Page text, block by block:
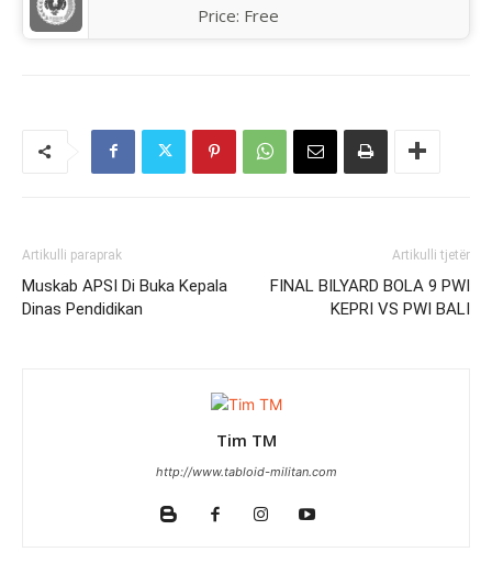
Price: Free
Artikulli paraprak
Muskab APSI Di Buka Kepala
Dinas Pendidikan
Artikulli tjetër
FINAL BILYARD BOLA 9 PWI
KEPRI VS PWI BALI
Tim TM
http://www.tabloid-militan.com